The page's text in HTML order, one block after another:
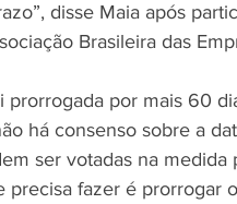
disse Maia após
Brasileira das
prorrogada por mais 60
há consenso sobre a
ser votadas na
precisa fazer é